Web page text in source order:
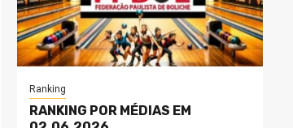
Ranking
RANKING POR MÉDIAS EM